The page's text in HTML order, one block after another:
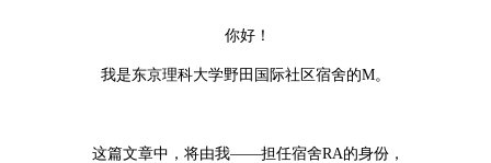
你好 ！
我是东京理科大学野田国际社区宿舍的M。
这篇文章中，将由我——担任宿舍RA的身份，